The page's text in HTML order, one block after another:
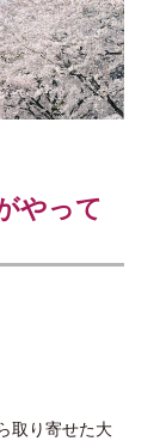
やって
取り寄せた大